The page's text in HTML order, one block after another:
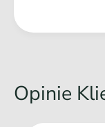
Opinie